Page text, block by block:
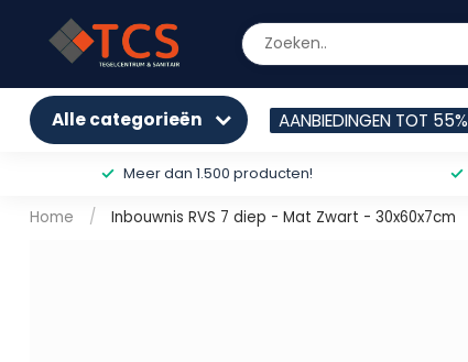
Alle categorieën AANBIEDINGEN TOT 55%
Meer dan 1.500 producten!
Home / Inbouwnis RVS 7 diep - Mat Zwart - 30x60x7cm